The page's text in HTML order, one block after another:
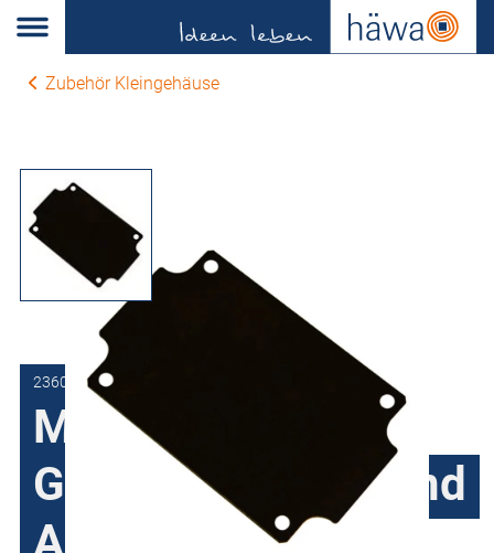
Zubehör Kleingehäuse
2360-1612-00-61
Montageplatte für
Gehäuse aus PC und
ABS